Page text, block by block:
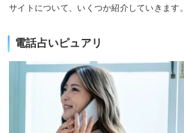
サイトについて、いくつか紹介していきます。
電話占いピュアリ